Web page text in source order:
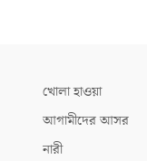
খোলা হাওয়া
আগামীদের আসর
নারী